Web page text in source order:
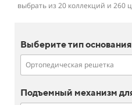
выбрать из 20 коллекций и 260
Выберите тип
Ортопедическая решетка
Подъемный механизм